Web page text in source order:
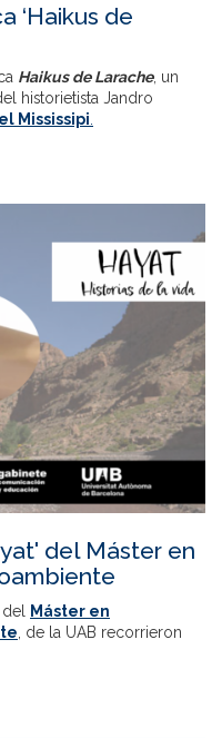
‘Haikus de
Haikus de Larache, un
historietista Jandro
Mississipi
del Máster en
Máster en
, de la UAB recorrieron